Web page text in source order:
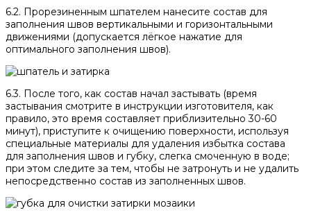
6.2. Прорезиненным шпателем нанесите состав для
заполнения швов вертикальными и горизонтальными
движениями (допускается лёгкое нажатие для
оптимального заполнения швов).
6.3. После того, как состав начал застывать (время
застывания смотрите в инструкции изготовителя, как
правило, это время составляет приблизительно 30-60
минут), приступите к очищению поверхности, используя
специальные материалы для удаления избытка состава
для заполнения швов и губку, слегка смоченную в воде;
при этом следите за тем, чтобы не затронуть и не удалить
непосредственно состав из заполненных швов.